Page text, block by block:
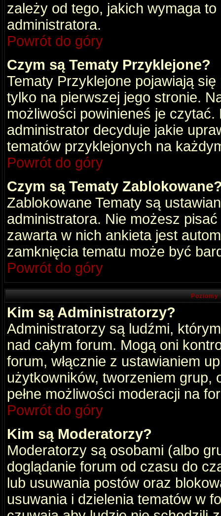
zależy od tego, jakich wymaga
administratora.
Powrót do góry
Czym są Tematy Przyklejone?
Tematy Przyklejone pojawiają
tylko na pierwszej jego stronie.
możliwości powinieneś je czytać.
administrator decyduje jakie
tematów przyklejonych na
Powrót do góry
Czym są Tematy
Zablokowane Tematy są
administratora. Nie możesz
zawarta w nich ankieta jest
zamknięcia tematu może być
Powrót do góry
Kim są Administratorzy?
Administratorzy są ludźmi,
nad całym forum. Mogą oni
forum, włącznie z ustawianiem
użytkowników, tworzeniem grup,
pełne możliwości moderacji na
Powrót do góry
Kim są Moderatorzy?
Moderatorzy są osobami (albo
doglądanie forum od czasu do
lub usuwania postów oraz
usuwania i dzielenia tematów w